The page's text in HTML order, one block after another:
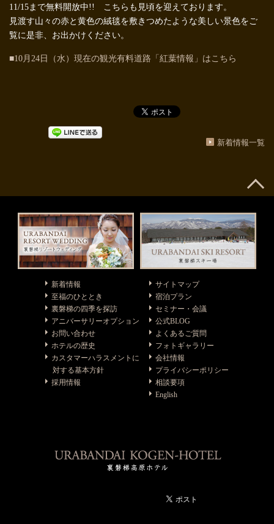
11/15まで無料開放中!! こちらも見頃を迎えております。
見渡す山々の赤と黄色の絨毯を敷きつめたような美しい景色をご
覧に是非、お出かけください。
■10月24日（水）現在の観光有料道路「紅葉情報」はこちら
新着情報一覧
新着情報
至福のひととき
裏磐梯の四季を探訪
アニバーサリーオプション
お問い合わせ
ホテルの歴史
カスタマーハラスメントに
対する基本方針
採用情報
サイトマップ
宿泊プラン
セミナー・会議
公式BLOG
よくあるご質問
フォトギャラリー
会社情報
プライバシーポリシー
相談要項
English